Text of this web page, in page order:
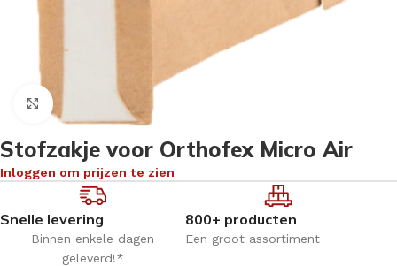
Klik om te vergroten
Stofzakje voor Orthofex Micro Air
Inloggen om prijzen te zien
Snelle levering
Binnen enkele dagen
geleverd!*
800+ producten
Een groot assortiment